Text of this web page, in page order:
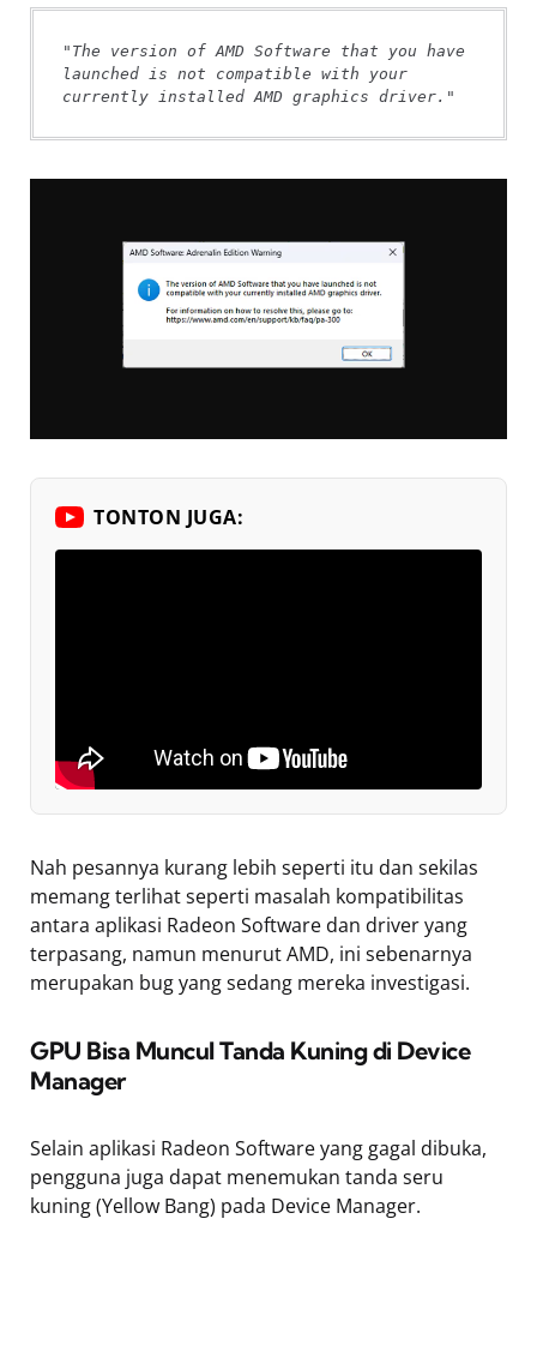
"The version of AMD Software that you have
launched is not compatible with your
currently installed AMD graphics driver."
TONTON JUGA:
Nah pesannya kurang lebih seperti itu dan sekilas
memang terlihat seperti masalah kompatibilitas
antara aplikasi Radeon Software dan driver yang
terpasang, namun menurut AMD, ini sebenarnya
merupakan bug yang sedang mereka investigasi.
GPU Bisa Muncul Tanda Kuning di Device
Manager
Selain aplikasi Radeon Software yang gagal dibuka,
pengguna juga dapat menemukan tanda seru
kuning (Yellow Bang) pada Device Manager.